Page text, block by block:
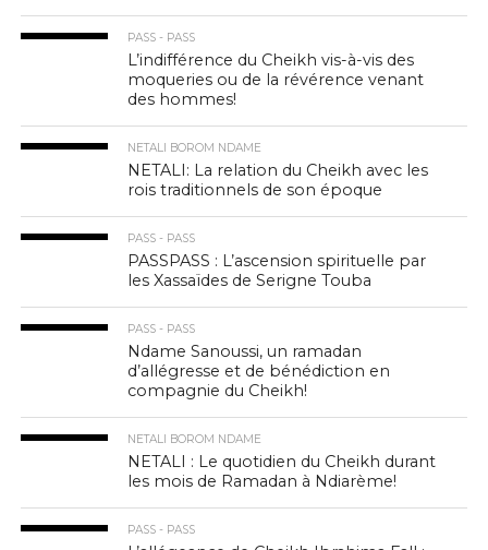
PASS - PASS
L’indifférence du Cheikh vis-à-vis des
moqueries ou de la révérence venant
des hommes!
NETALI BOROM NDAME
NETALI: La relation du Cheikh avec les
rois traditionnels de son époque
PASS - PASS
PASSPASS : L’ascension spirituelle par
les Xassaïdes de Serigne Touba
PASS - PASS
Ndame Sanoussi, un ramadan
d’allégresse et de bénédiction en
compagnie du Cheikh!
NETALI BOROM NDAME
NETALI : Le quotidien du Cheikh durant
les mois de Ramadan à Ndiarème!
PASS - PASS